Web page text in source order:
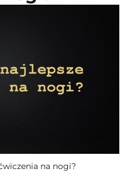
na nogi?